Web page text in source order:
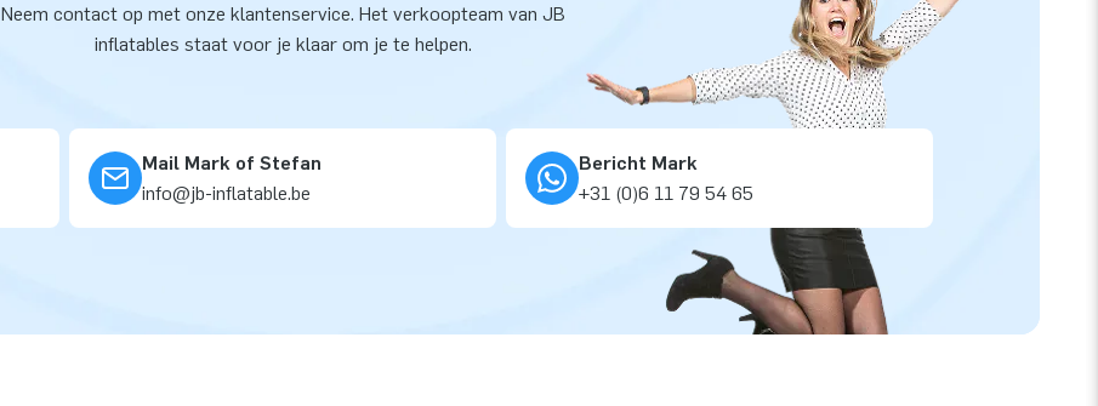
Neem contact op met onze klantenservice. Het verkoopteam van JB
inflatables staat voor je klaar om je te helpen.
Mail Mark of Stefan
info@jb-inflatable.be
Bericht Mark
+31 (0)6 11 79 54 65